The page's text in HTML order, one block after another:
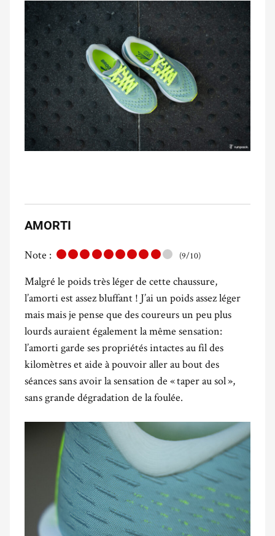
AMORTI
Note : (9/10)
Malgré le poids très léger de cette chaussure,
l’amorti est assez bluffant ! J’ai un poids assez léger
mais mais je pense que des coureurs un peu plus
lourds auraient également la même sensation:
l’amorti garde ses propriétés intactes au fil des
kilomètres et aide à pouvoir aller au bout des
séances sans avoir la sensation de « taper au sol »,
sans grande dégradation de la foulée.